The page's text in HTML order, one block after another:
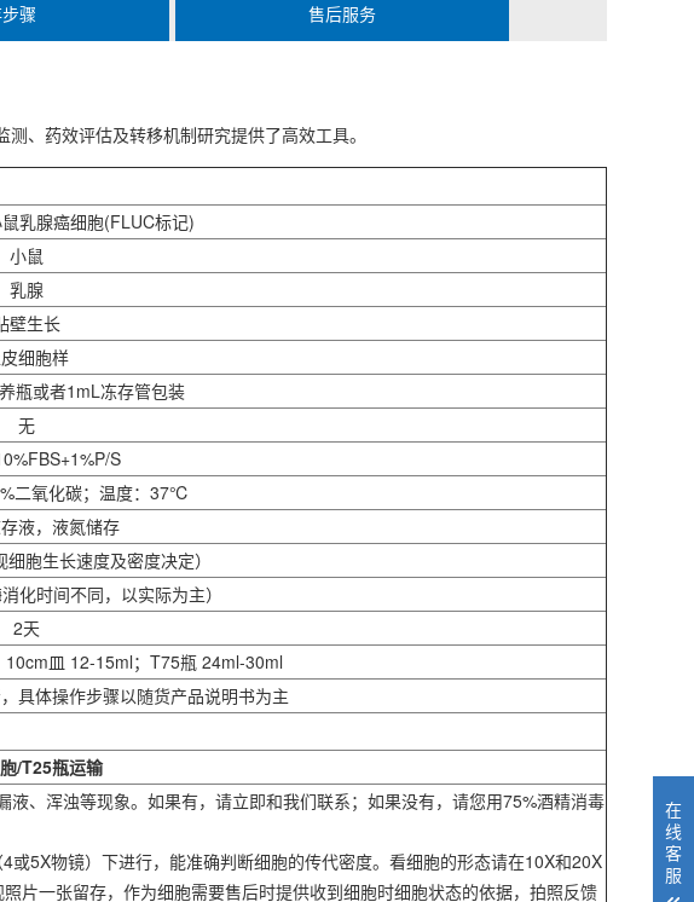
骤 售后服务
、药效评估及转移机制研究提供了高效工具。
乳腺癌细胞(FLUC标记)
小鼠
乳腺
壁生长
皮细胞样
瓶或者1mL冻存管包装
无
S
二氧化碳；温度：37℃
液，液氮储存
胞生长速度及密度决定）
化时间不同，以实际为主）
2天
皿 12-15ml；T75瓶 24ml-30ml
具体操作步骤以随货产品说明书为主
/T25瓶运输
、浑浊等现象。如果有，请立即和我们联系；如果没有，请您用75%酒精消毒
5X物镜）下进行，能准确判断细胞的传代密度。看细胞的形态请在10X和20X
片一张留存，作为细胞需要售后时提供收到细胞时细胞状态的依据，拍照反馈
在
线
客
服